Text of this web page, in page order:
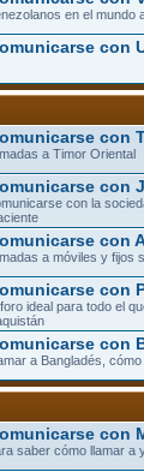
en el mundo
con
con
a Timor Oriental
con
con la
con
a móviles y fijos
con
ideal para todo el
con
a Bangladés,
con
saber cómo llamar a